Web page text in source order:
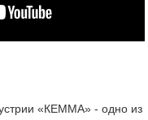
«КЕММА» - одно из